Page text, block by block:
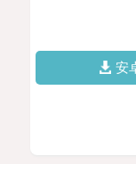
安